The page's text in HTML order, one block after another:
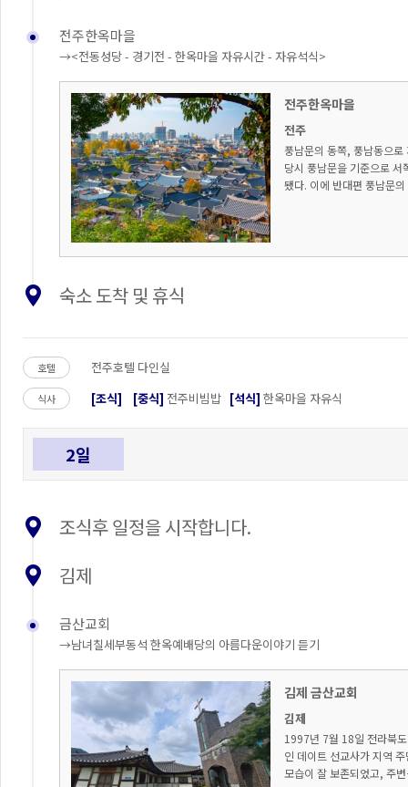
전주한옥마을
→<전동성당 - 경기전 - 한옥마을 자유시간 - 자유석식>
전주한옥마을
전주
풍남문의 동쪽, 풍남동으로
당시 풍남문을 기준으로
됐다. 이에 반대편 풍남문
숙소 도착 및 휴식
호텔 전주호텔 다인실
식사 [조식] [중식] 전주비빔밥 [석식] 한옥마을 자유식
2일
조식후 일정을 시작합니다.
김제
금산교회
→남녀칠세부동석 한옥예배당의 아름다운이야기 듣기
김제 금산교회
김제
1997년 7월 18일 전라북
인 데이트 선교사가 지역
모습이 잘 보존되었고, 주